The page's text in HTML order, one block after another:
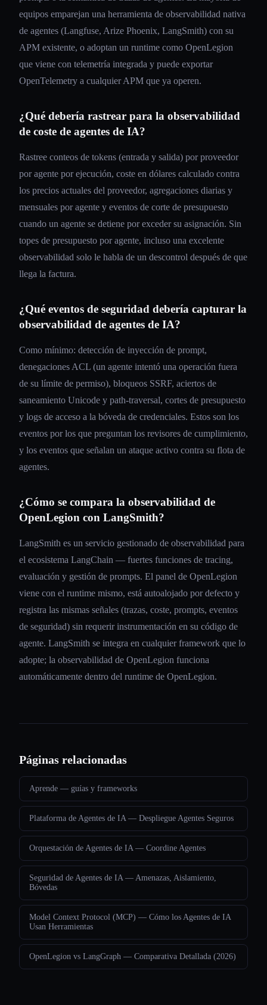
equipos emparejan una herramienta de observabilidad nativa
de agentes (Langfuse, Arize Phoenix, LangSmith) con su
APM existente, o adoptan un runtime como OpenLegion
que viene con telemetría integrada y puede exportar
OpenTelemetry a cualquier APM que ya operen.
¿Qué debería rastrear para la observabilidad
de coste de agentes de IA?
Rastree conteos de tokens (entrada y salida) por proveedor
por agente por ejecución, coste en dólares calculado contra
los precios actuales del proveedor, agregaciones diarias y
mensuales por agente y eventos de corte de presupuesto
cuando un agente se detiene por exceder su asignación. Sin
topes de presupuesto por agente, incluso una excelente
observabilidad solo le habla de un descontrol después de que
llega la factura.
¿Qué eventos de seguridad debería capturar la
observabilidad de agentes de IA?
Como mínimo: detección de inyección de prompt,
denegaciones ACL (un agente intentó una operación fuera
de su límite de permiso), bloqueos SSRF, aciertos de
saneamiento Unicode y path-traversal, cortes de presupuesto
y logs de acceso a la bóveda de credenciales. Estos son los
eventos por los que preguntan los revisores de cumplimiento,
y los eventos que señalan un ataque activo contra su flota de
agentes.
¿Cómo se compara la observabilidad de
OpenLegion con LangSmith?
LangSmith es un servicio gestionado de observabilidad para
el ecosistema LangChain — fuertes funciones de tracing,
evaluación y gestión de prompts. El panel de OpenLegion
viene con el runtime mismo, está autoalojado por defecto y
registra las mismas señales (trazas, coste, prompts, eventos
de seguridad) sin requerir instrumentación en su código de
agente. LangSmith se integra en cualquier framework que lo
adopte; la observabilidad de OpenLegion funciona
automáticamente dentro del runtime de OpenLegion.
Páginas relacionadas
Aprende — guías y frameworks
Plataforma de Agentes de IA — Despliegue Agentes Seguros
Orquestación de Agentes de IA — Coordine Agentes
Seguridad de Agentes de IA — Amenazas, Aislamiento,
Bóvedas
Model Context Protocol (MCP) — Cómo los Agentes de IA
Usan Herramientas
OpenLegion vs LangGraph — Comparativa Detallada (2026)